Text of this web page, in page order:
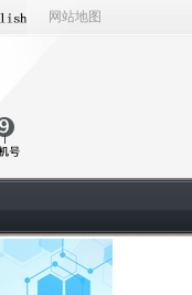
网站地图